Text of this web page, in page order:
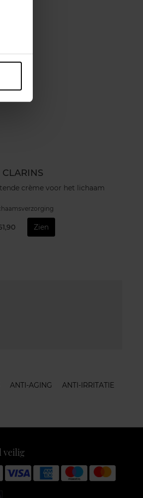
CLARINS
crème voor het lichaam
Zien
ANTI-AGING
ANTI-IRRITATIE
veilig